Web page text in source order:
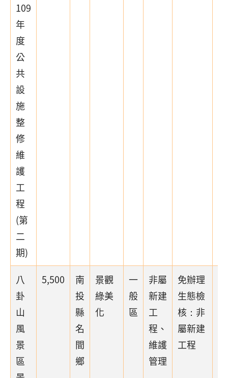
109
年
度
公
共
設
施
整
修
維
護
工
程
(第
二
期)
八
卦
山
風
景
區
5,500
南
投
縣
名
間
鄉
景觀
綠美
化
一
般
區
非屬
新建
工
程、
維護
管理
免辦理
生態檢
核：非
屬新建
工程